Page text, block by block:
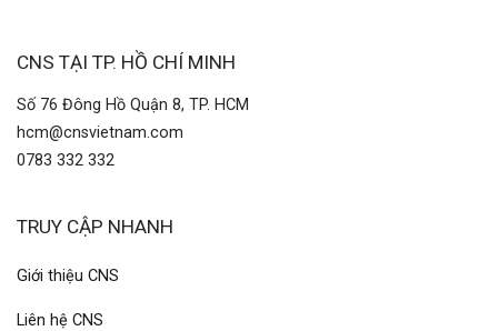
CNS TẠI TP. HỒ CHÍ MINH
Số 76 Đông Hồ Quận 8, TP. HCM
hcm@cnsvietnam.com
0783 332 332
TRUY CẬP NHANH
Giới thiệu CNS
Liên hệ CNS